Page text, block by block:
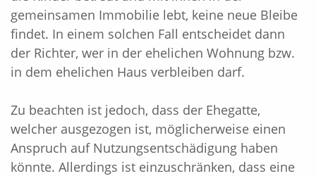
gemeinsamen Immobilie lebt, keine neue Bleibe
findet. In einem solchen Fall entscheidet dann
der Richter, wer in der ehelichen Wohnung bzw.
in dem ehelichen Haus verbleiben darf.
Zu beachten ist jedoch, dass der Ehegatte,
welcher ausgezogen ist, möglicherweise einen
Anspruch auf Nutzungsentschädigung haben
könnte. Allerdings ist einzuschränken, dass eine